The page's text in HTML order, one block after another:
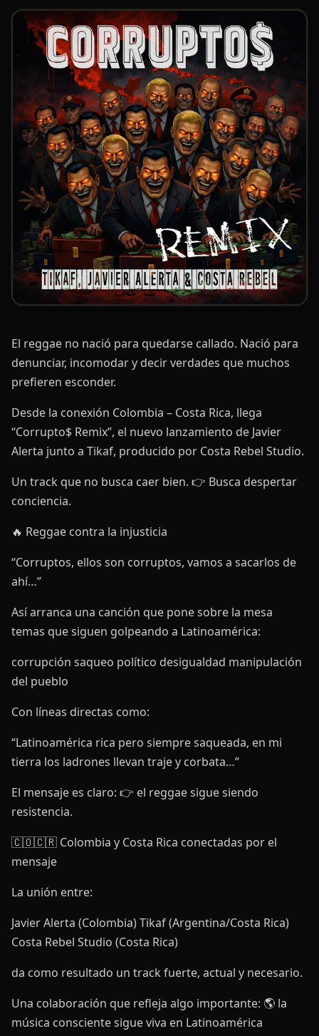
El reggae no nació para quedarse callado. Nació para
denunciar, incomodar y decir verdades que muchos
prefieren esconder.
Desde la conexión Colombia – Costa Rica, llega
“Corrupto$ Remix”, el nuevo lanzamiento de Javier
Alerta junto a Tikaf, producido por Costa Rebel Studio.
Un track que no busca caer bien. 👉 Busca despertar
conciencia.
🔥 Reggae contra la injusticia
“Corruptos, ellos son corruptos, vamos a sacarlos de
ahí…”
Así arranca una canción que pone sobre la mesa
temas que siguen golpeando a Latinoamérica:
corrupción saqueo político desigualdad manipulación
del pueblo
Con líneas directas como:
“Latinoamérica rica pero siempre saqueada, en mi
tierra los ladrones llevan traje y corbata…”
El mensaje es claro: 👉 el reggae sigue siendo
resistencia.
🇨🇴🇨🇷 Colombia y Costa Rica conectadas por el
mensaje
La unión entre:
Javier Alerta (Colombia) Tikaf (Argentina/Costa Rica)
Costa Rebel Studio (Costa Rica)
da como resultado un track fuerte, actual y necesario.
Una colaboración que refleja algo importante: 🌎 la
música consciente sigue viva en Latinoamérica